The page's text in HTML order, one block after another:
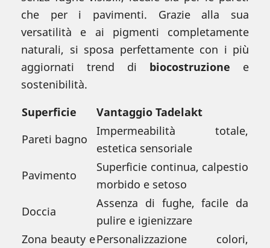
che per i pavimenti. Grazie alla sua
versatilità e ai pigmenti completamente
naturali, si sposa perfettamente con i più
aggiornati trend di biocostruzione e
sostenibilità.
Superficie
Vantaggio Tadelakt
Pareti bagno
Impermeabilità totale,
estetica sensoriale
Pavimento
Superficie continua, calpestio
morbido e setoso
Doccia
Assenza di fughe, facile da
pulire e igienizzare
Zona beauty ePersonalizzazione colori,